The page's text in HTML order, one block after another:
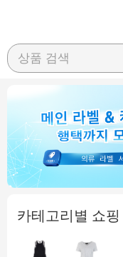
상품 검색
카테고리별 쇼핑